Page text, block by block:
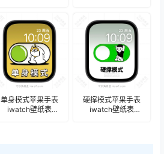
单身模式苹果手表
iwatch壁纸表
硬撑模式苹果手表
iwatch壁纸表